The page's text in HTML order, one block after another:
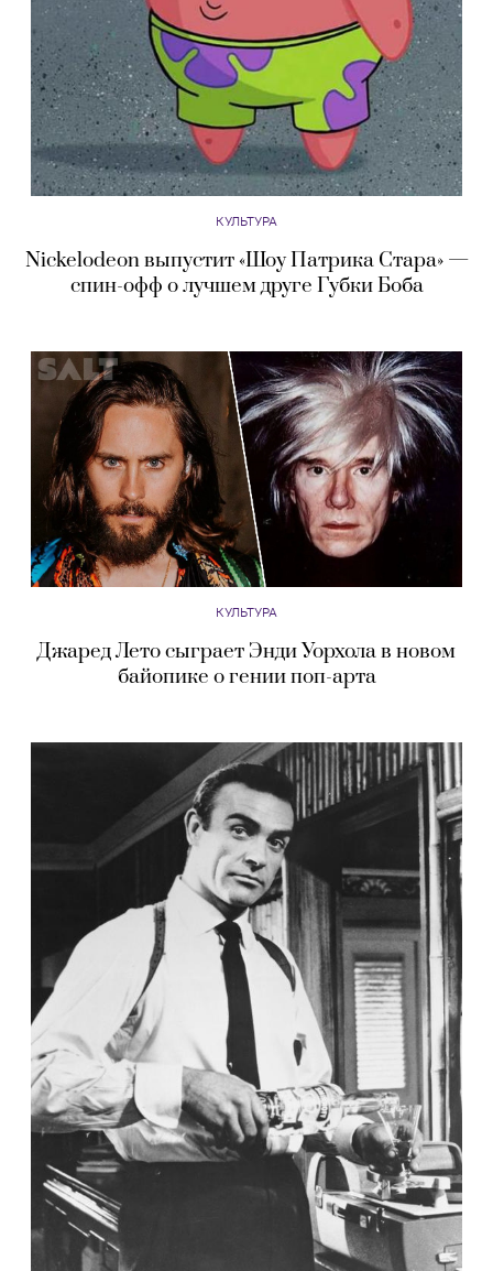
КУЛЬТУРА
Nickelodeon выпустит «Шоу Патрика Стара» —
спин-офф о лучшем друге Губки Боба
КУЛЬТУРА
Джаред Лето сыграет Энди Уорхола в новом
байопике о гении поп-арта